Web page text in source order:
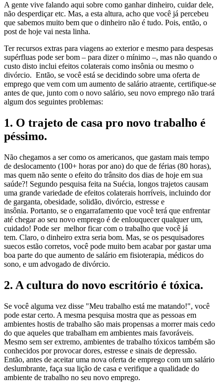
A gente vive falando aqui sobre como ganhar dinheiro, cuidar dele,
não desperdiçar etc. Mas, a esta altura, acho que você já percebeu
que sabemos muito bem que o dinheiro não é tudo. Pois, então, o
post de hoje vai nesta linha.
Ter recursos extras para viagens ao exterior e mesmo para despesas
supérfluas pode ser bom – para dizer o mínimo –, mas não quando o
custo disto inclui efeitos colaterais como insônia ou mesmo o
divórcio. Então, se você está se decidindo sobre uma oferta de
emprego que vem com um aumento de salário atraente, certifique-se
antes de que, junto com o novo salário, seu novo emprego não trará
algum dos seguintes problemas:
1. O trajeto de casa pro novo trabalho é
péssimo.
Não chegamos a ser como os americanos, que gastam mais tempo
de deslocamento (100+ horas por ano) do que de férias (80 horas),
mas quem não sente o efeito do trânsito dos dias de hoje em sua
saúde?! Segundo pesquisa feita na Suécia, longos trajetos causam
uma grande variedade de efeitos colaterais horríveis, incluindo dor
de garganta, obesidade, solidão, divórcio, estresse e
insônia. Portanto, se o engarrafamento que você terá que enfrentar
até chegar ao seu novo emprego é de enlouquecer qualquer um,
cuidado! Pode ser melhor ficar com o trabalho que você já
tem. Claro, o dinheiro extra seria bom. Mas, se os pesquisadores
suecos estão corretos, você pode muito bem acabar por gastar uma
boa parte do que aumento de salário em fisioterapia, médicos do
sono, e um advogado de divórcio.
2. A cultura do novo escritório é tóxica.
Se você alguma vez disse "Meu trabalho está me matando!", você
pode estar certo. A mesma pesquisa mostra que as pessoas em
ambientes hostis de trabalho são mais propensas a morrer mais cedo
do que aqueles que trabalham em ambientes mais favoráveis.
Mesmo sem ser extremo, ambientes de trabalho tóxicos também são
conhecidos por provocar dores, estresse e sinais de depressão.
Então, antes de aceitar uma nova oferta de emprego com um salário
deslumbrante, faça sua lição de casa e verifique a qualidade do
ambiente de trabalho no seu novo emprego.